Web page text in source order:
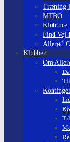
Træning
MTBO
Klubture
Find
Allerød
Klubben
Om